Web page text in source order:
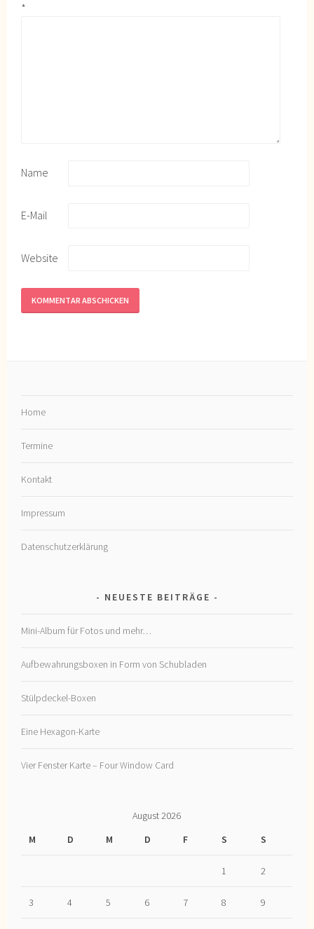
*
Name
E-Mail
Website
Home
Termine
Kontakt
Impressum
Datenschutzerklärung
NEUESTE BEITRÄGE
Mini-Album für Fotos und mehr…
Aufbewahrungsboxen in Form von Schubladen
Stülpdeckel-Boxen
Eine Hexagon-Karte
Vier Fenster Karte – Four Window Card
August 2026
M
D M D F S S
1 2
3 4 5 6 7 8 9